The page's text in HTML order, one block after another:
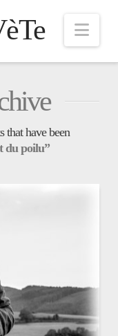
that have been
du poilu”